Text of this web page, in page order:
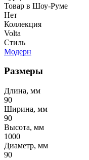
Товар в Шоу-Руме
Нет
Коллекция
Volta
Стиль
Модерн
Размеры
Длина, мм
90
Ширина, мм
90
Высота, мм
1000
Диаметр, мм
90